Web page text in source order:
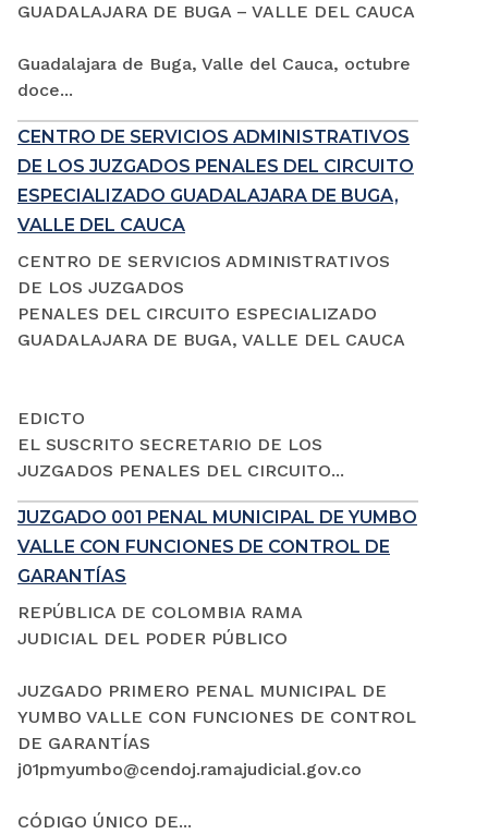
GUADALAJARA DE BUGA – VALLE DEL CAUCA
Guadalajara de Buga, Valle del Cauca, octubre
doce...
CENTRO DE SERVICIOS ADMINISTRATIVOS
DE LOS JUZGADOS PENALES DEL CIRCUITO
ESPECIALIZADO GUADALAJARA DE BUGA,
VALLE DEL CAUCA
CENTRO DE SERVICIOS ADMINISTRATIVOS
DE LOS JUZGADOS
PENALES DEL CIRCUITO ESPECIALIZADO
GUADALAJARA DE BUGA, VALLE DEL CAUCA
EDICTO
EL SUSCRITO SECRETARIO DE LOS
JUZGADOS PENALES DEL CIRCUITO...
JUZGADO 001 PENAL MUNICIPAL DE YUMBO
VALLE CON FUNCIONES DE CONTROL DE
GARANTÍAS
REPÚBLICA DE COLOMBIA RAMA
JUDICIAL DEL PODER PÚBLICO
JUZGADO PRIMERO PENAL MUNICIPAL DE
YUMBO VALLE CON FUNCIONES DE CONTROL
DE GARANTÍAS
j01pmyumbo@cendoj.ramajudicial.gov.co
CÓDIGO ÚNICO DE...